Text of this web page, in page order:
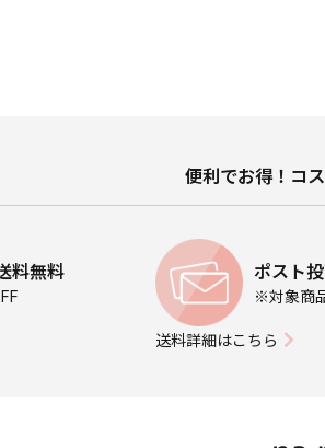
便利でお得！コ
料無料 ポスト
※対象商
送料詳細はこちら